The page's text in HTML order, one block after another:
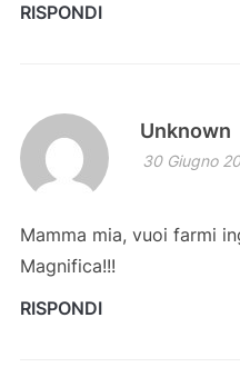
RISPONDI
Unknown
30 Giugno
Mamma mia, vuoi farmi
Magnifica!!!
RISPONDI